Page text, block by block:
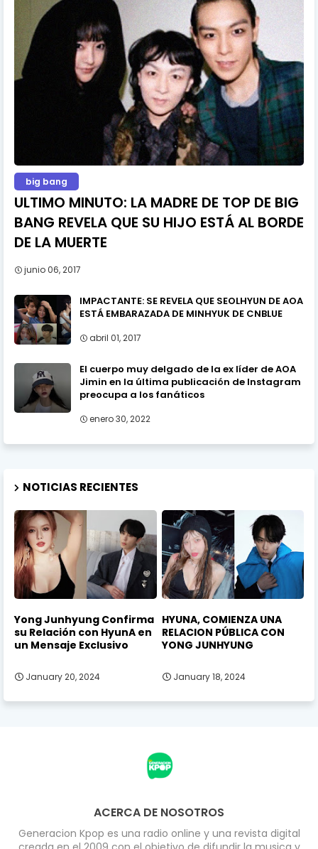
big bang
ULTIMO MINUTO: LA MADRE DE TOP DE BIG
BANG REVELA QUE SU HIJO ESTÁ AL BORDE
DE LA MUERTE
junio 06, 2017
IMPACTANTE: SE REVELA QUE SEOLHYUN DE AOA
ESTÁ EMBARAZADA DE MINHYUK DE CNBLUE
abril 01, 2017
El cuerpo muy delgado de la ex líder de AOA
Jimin en la última publicación de Instagram
preocupa a los fanáticos
enero 30, 2022
NOTICIAS RECIENTES
Yong Junhyung Confirma
su Relación con HyunA en
un Mensaje Exclusivo
January 20, 2024
HYUNA, COMIENZA UNA
RELACION PÚBLICA CON
YONG JUNHYUNG
January 18, 2024
ACERCA DE NOSOTROS
Generacion Kpop es una radio online y una revista digital